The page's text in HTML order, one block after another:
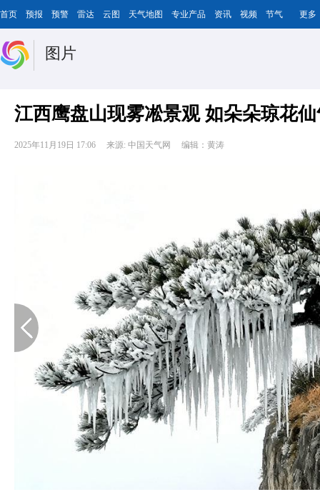
首页 预报 预警 雷达 云图 天气地图 专业产品 资讯 视频 节气 更多
图片
江西鹰盘山现雾凇景观 如朵朵琼花
2025年11月19日 17:06 来源: 中国天气网 编辑：黄涛